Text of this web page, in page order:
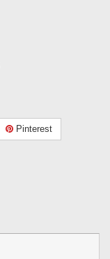
Pinterest